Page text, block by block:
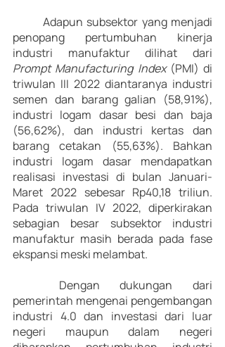
penopang pertumbuhan kinerja
Prompt Manufacturing Index (PMI) di
triwulan III 2022 diantaranya industri
semen dan barang galian (58,91%),
industri logam dasar besi dan baja
(56,62%), dan industri kertas dan
barang cetakan (55,63%). Bahkan
industri logam dasar mendapatkan
realisasi investasi di bulan Januari-
Maret 2022 sebesar Rp40,18 triliun.
Pada triwulan IV 2022, diperkirakan
sebagian besar subsektor industri
manufaktur masih berada pada fase
ekspansi meski melambat.
pemerintah mengenai pengembangan
industri 4.0 dan investasi dari luar
negeri maupun dalam negeri